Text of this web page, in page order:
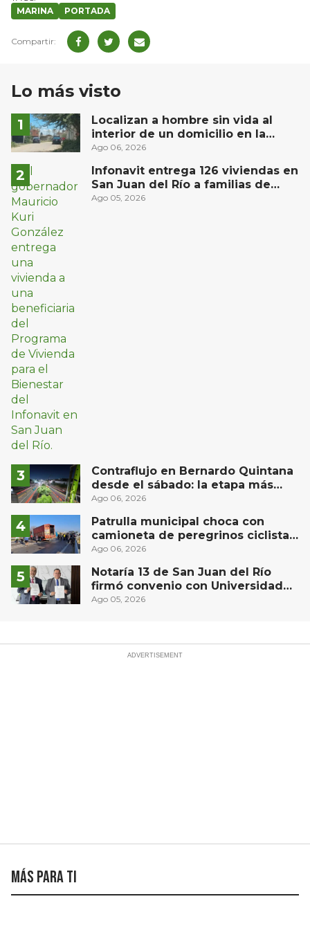
MARINA PORTADA
Lo más visto
Localizan a hombre sin vida al
interior de un domicilio en la
comunidad El Rodeo, San Juan del
Ago 06, 2026
Infonavit entrega 126 viviendas en
San Juan del Río a familias de
bajos ingresos
Ago 05, 2026
Contraflujo en Bernardo Quintana
desde el sábado: la etapa más
compleja del operativo vial
Ago 06, 2026
Patrulla municipal choca con
camioneta de peregrinos ciclistas
en la autopista México-Querétaro
Ago 06, 2026
Notaría 13 de San Juan del Río
firmó convenio con Universidad
Privada del Bajío para recibir
Ago 05, 2026
Más para ti